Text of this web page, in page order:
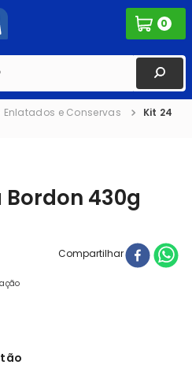
0
Enlatados e Conservas
Kit 24
Bordon 430g
Compartilhar